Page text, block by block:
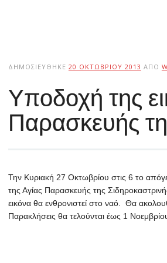
ΔΗΜΟΣΙΕΎΘΗΚΕ 20 ΟΚΤΩΒΡΊΟΥ 2013 ΑΠΌ
Υποδοχή της
Παρασκευής
Την Κυριακή 27 Οκτωβρίου στις 6 το
της Αγίας Παρασκευής της
εικόνα θα ενθρονιστεί στο ναό. Θα
Παρακλήσεις θα τελούνται έως 1